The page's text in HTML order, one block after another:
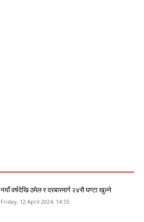
नयाँ वर्षदेखि ठमेल र दरबारमार्ग २४सै घण्टा खुल्ने
Friday, 12 April 2024, 14:55